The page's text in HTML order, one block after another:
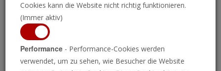
Cookies kann die Website nicht richtig funktionieren.
(Immer aktiv)
Performance - Performance-Cookies werden
verwendet, um zu sehen, wie Besucher die Website